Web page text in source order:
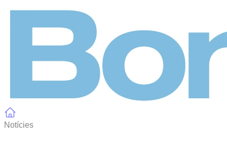
Notícies